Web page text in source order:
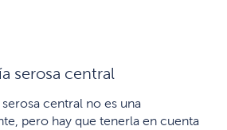
serosa central
central no es una
pero hay que tenerla en cuenta